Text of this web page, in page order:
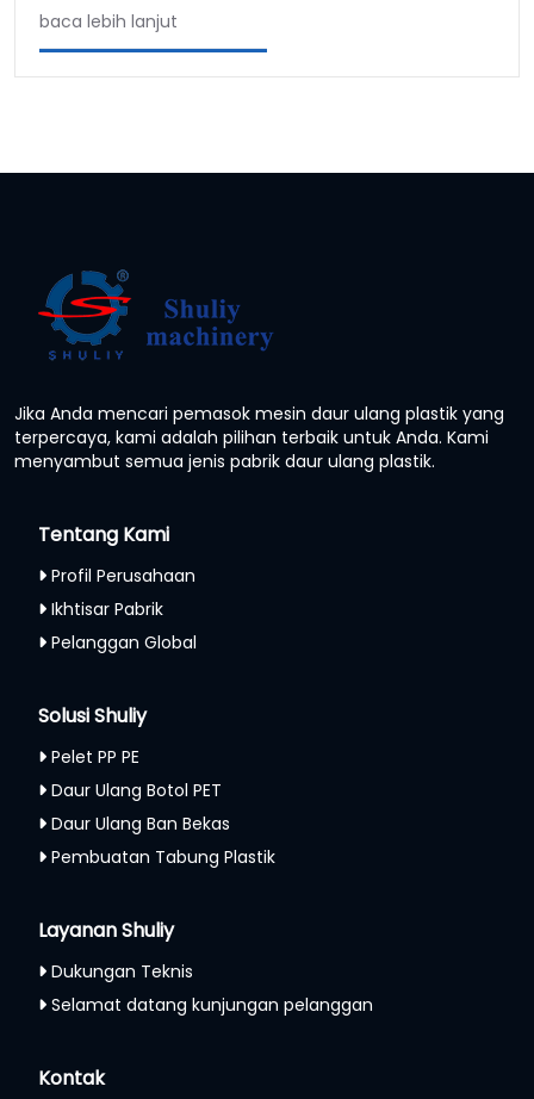
baca lebih lanjut
Jika Anda mencari pemasok mesin daur ulang plastik yang
terpercaya, kami adalah pilihan terbaik untuk Anda. Kami
menyambut semua jenis pabrik daur ulang plastik.
Tentang Kami
Profil Perusahaan
Ikhtisar Pabrik
Pelanggan Global
Solusi Shuliy
Pelet PP PE
Daur Ulang Botol PET
Daur Ulang Ban Bekas
Pembuatan Tabung Plastik
Layanan Shuliy
Dukungan Teknis
Selamat datang kunjungan pelanggan
Kontak